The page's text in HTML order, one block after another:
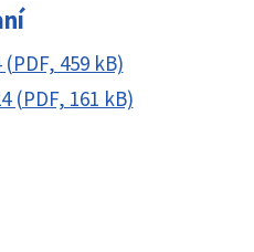
459 kB)
(PDF, 161 kB)